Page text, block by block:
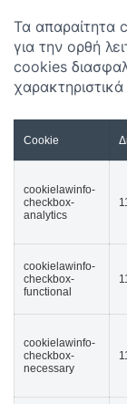
Τα απαραίτητα
για την ορθή
cookies
Cookie
cookielawinfo-
checkbox-
analytics
cookielawinfo-
checkbox-
functional
cookielawinfo-
checkbox-
necessary